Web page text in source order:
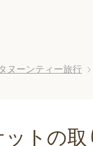
ヌーンティー旅行
トの取